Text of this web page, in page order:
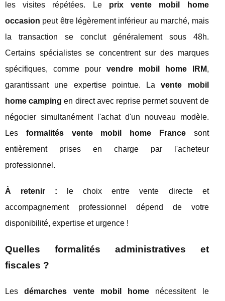
les visites répétées. Le prix vente mobil home
occasion peut être légèrement inférieur au marché, mais
la transaction se conclut généralement sous 48h.
Certains spécialistes se concentrent sur des marques
spécifiques, comme pour vendre mobil home IRM,
garantissant une expertise pointue. Lavente mobil
home camping en direct avec reprise permet souvent de
négocier simultanément l'achat d'un nouveau modèle.
Les formalités vente mobil home Francesont
entièrement prises en charge par l'acheteur
professionnel.
À retenir : le choix entre vente directe et
accompagnement professionnel dépend de votre
disponibilité, expertise et urgence !
Quelles formalités administratives et
fiscales ?
Lesdémarches vente mobil home nécessitent le